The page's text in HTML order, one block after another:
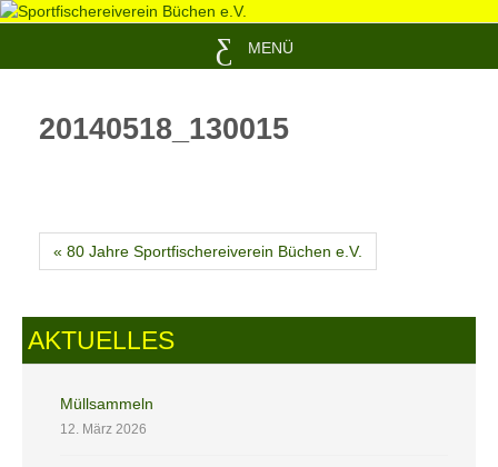
MENÜ
20140518_130015
« 80 Jahre Sportfischereiverein Büchen e.V.
AKTUELLES
Müllsammeln
12. März 2026